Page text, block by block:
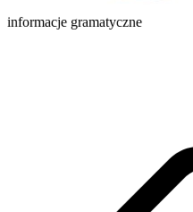
informacje gramatyczne